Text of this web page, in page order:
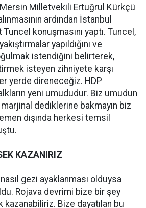
Milletvekili Ertuğrul Kürkçü
ardından İstanbul
konuşmasını yaptı. Tuncel,
yapıldığını ve
istendiğini belirterek,
isteyen zihniyete karşı
yerde direneceğiz. HDP
yeni umududur. Biz umudun
marjinal dediklerine bakmayın biz
dışında herkesi temsil
KAZANIRIZ
gezi ayaklanması olduysa
Rojava devrimi bize bir şey
Bize dayatılan bu